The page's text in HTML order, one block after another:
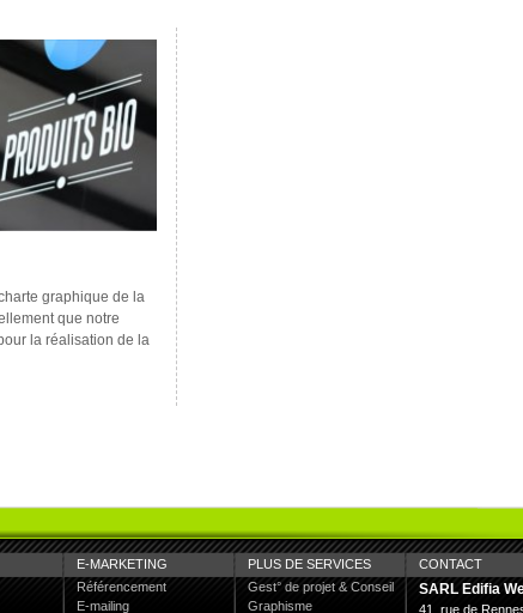
que notre
la réalisation de la
E-MARKETING
Référencement
E-mailing
PLUS DE SERVICES
Gest° de projet & Conseil
Graphisme
CONTACT
SARL Edifia
41, rue de